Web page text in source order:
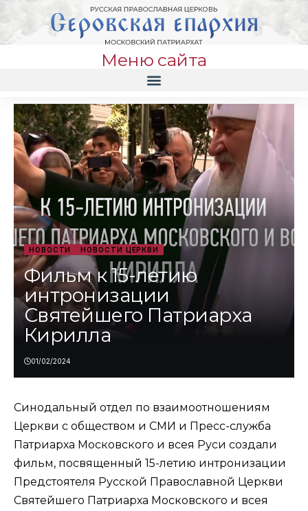
Меню сайта
НОВОСТИ НОВОСТИ ЦЕРКВИ
Фильм к 15-летию
интронизации
Святейшего Патриарха
Кирилла
01/02/2024
Синодальный отдел по взаимоотношениям
Церкви с обществом и СМИ и Пресс-служба
Патриарха Московского и всея Руси создали
фильм, посвященный 15-летию интронизации
Предстоятеля Русской Православной Церкви
Святейшего Патриарха Московского и всея